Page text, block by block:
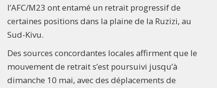
l’AFC/M23 ont entamé un retrait progressif de
certaines positions dans la plaine de la Ruzizi, au
Sud-Kivu.
Des sources concordantes locales affirment que le
mouvement de retrait s’est poursuivi jusqu’à
dimanche 10 mai, avec des déplacements de